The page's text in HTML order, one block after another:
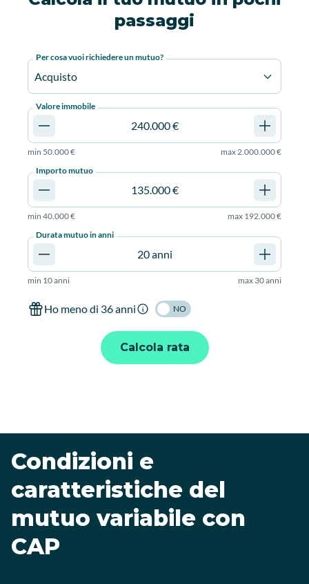
passaggi
Per cosa vuoi richiedere un mutuo?
Acquisto
Valore immobile
min 50.000 € max2.000.000 €
Importo mutuo
min 40.000 € max 192.000 €
Durata mutuo in anni
min 10 anni max 30 anni
Ho meno di 36 anni NO
Calcola rata
Condizioni e
caratteristiche del
mutuo variabile con
CAP